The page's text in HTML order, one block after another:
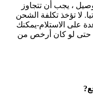
، يجب أن تتجاوز
150 درهما إماراتيا. لا تؤخذ تكلفة الشحن
على الاستلام-يمكنك
، حتى لو كان أرخص من